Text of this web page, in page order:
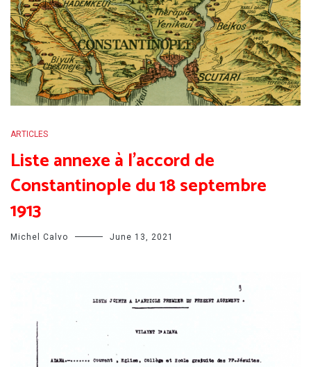
ARTICLES
Liste annexe à l’accord de
Constantinople du 18 septembre
1913
Michel Calvo June 13, 2021